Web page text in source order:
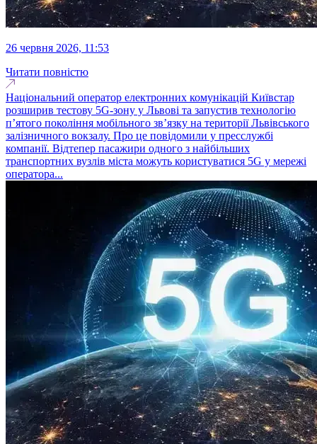
26 червня 2026, 11:53
Читати повністю
Національний оператор електронних комунікацій Київстар
розширив тестову 5G-зону у Львові та запустив технологію
п’ятого покоління мобільного зв’язку на території Львівського
залізничного вокзалу. Про це повідомили у пресслужбі
компанії. Відтепер пасажири одного з найбільших
транспортних вузлів міста можуть користуватися 5G у мережі
оператора...